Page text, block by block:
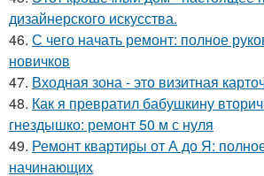
дизайнерского искусства.
46. С чего начать ремонт: полное
новичков
47. Входная зона - это визитная
48. Как я превратил бабушкину
гнездышко: ремонт 50 м с нуля
49. Ремонт квартиры от А до Я:
начинающих